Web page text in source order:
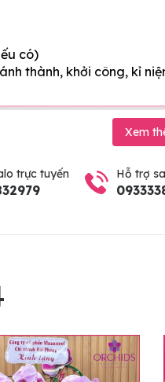
có)
thành, khởi công, kỉ
Xem
trực tuyến Hỗ trợ